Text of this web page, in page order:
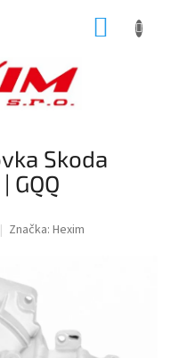
Skoda
GQQ
Značka: Hexim